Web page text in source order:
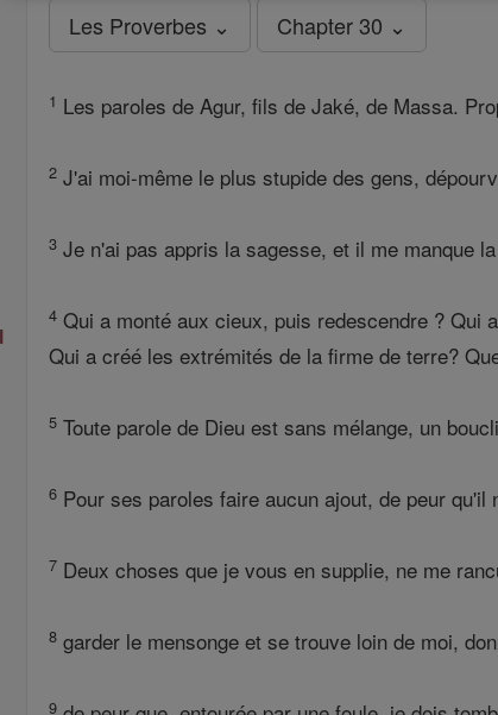
Les Proverbes ⌄ Chapter 30 ⌄
1 Les paroles de Agur, fils de Jaké, de Massa.
2 J'ai moi-même le plus stupide des gens,
3 Je n'ai pas appris la sagesse, et il me manque
4 Qui a monté aux cieux, puis redescendre ? Qui
Qui a créé les extrémités de la firme de terre?
5 Toute parole de Dieu est sans mélange, un
6 Pour ses paroles faire aucun ajout, de peur
7 Deux choses que je vous en supplie, ne me
8 garder le mensonge et se trouve loin de moi,
9